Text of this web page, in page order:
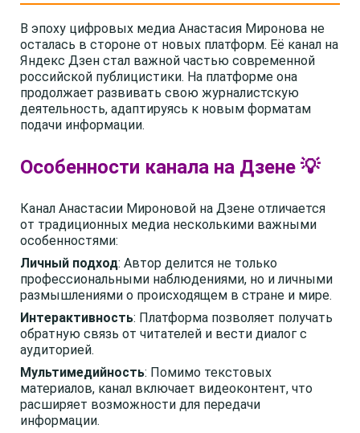
В эпоху цифровых медиа Анастасия Миронова не
осталась в стороне от новых платформ. Её канал на
Яндекс Дзен стал важной частью современной
российской публицистики. На платформе она
продолжает развивать свою журналистскую
деятельность, адаптируясь к новым форматам
подачи информации.
Особенности канала на Дзене 💡
Канал Анастасии Мироновой на Дзене отличается
от традиционных медиа несколькими важными
особенностями:
Личный подход: Автор делится не только
профессиональными наблюдениями, но и личными
размышлениями о происходящем в стране и мире.
Интерактивность: Платформа позволяет получать
обратную связь от читателей и вести диалог с
аудиторией.
Мультимедийность: Помимо текстовых
материалов, канал включает видеоконтент, что
расширяет возможности для передачи
информации.